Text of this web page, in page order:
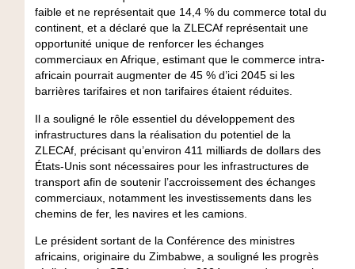
faible et ne représentait que 14,4 % du commerce total du
continent, et a déclaré que la ZLECAf représentait une
opportunité unique de renforcer les échanges
commerciaux en Afrique, estimant que le commerce intra-
africain pourrait augmenter de 45 % d’ici 2045 si les
barrières tarifaires et non tarifaires étaient réduites.
Il a souligné le rôle essentiel du développement des
infrastructures dans la réalisation du potentiel de la
ZLECAf, précisant qu’environ 411 milliards de dollars des
États-Unis sont nécessaires pour les infrastructures de
transport afin de soutenir l’accroissement des échanges
commerciaux, notamment les investissements dans les
chemins de fer, les navires et les camions.
Le président sortant de la Conférence des ministres
africains, originaire du Zimbabwe, a souligné les progrès